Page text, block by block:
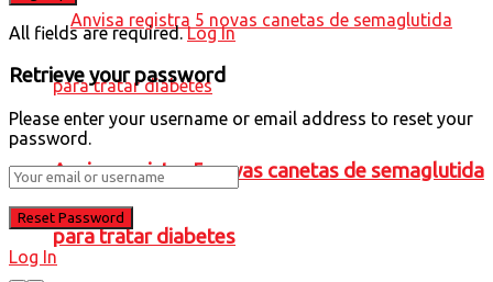
Anvisa registra 5 novas canetas de semaglutida
para tratar diabetes
All fields are required. Log In
Retrieve your password
Please enter your username or email address to reset your
password.
Log In